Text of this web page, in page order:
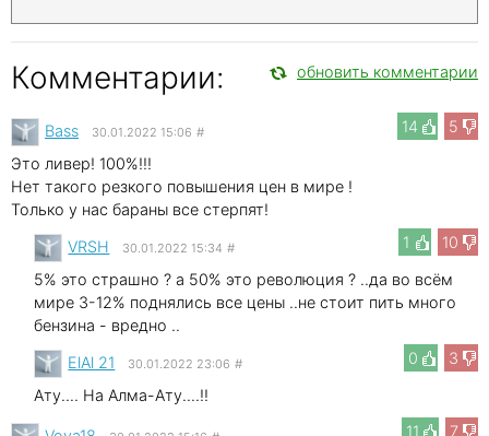
Комментарии: обновить комментарии
14 5
Bass 30.01.2022 15:06 #
Это ливер! 100%!!!
Нет такого резкого повышения цен в мире !
Только у нас бараны все стерпят!
1
10
VRSH 30.01.2022 15:34 #
5% это страшно ? а 50% это революция ? ..да во всём
мире 3-12% поднялись все цены ..не стоит пить много
бензина - вредно ..
0
3
ElAl 21 30.01.2022 23:06 #
Ату.... На Алма-Ату....!!
11
7